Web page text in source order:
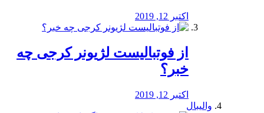
اکتبر 12, 2019
از فوتبالیست لژیونر کرجی چه
خبر؟
اکتبر 12, 2019
والیبال